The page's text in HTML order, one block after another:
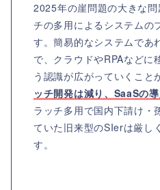
2025年の崖問題の大きな
チの多用によるシステムの
す。簡易的なシステムであ
で、クラウドやRPAなどに
う認識が広がっていくこと
ッチ開発は減り、SaaSの
ラッチ多用で国内下請け・
ていた旧来型のSIerは厳し
す。